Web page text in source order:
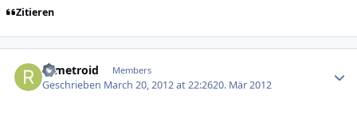
Zitieren
rifmetroid Members
Geschrieben March 20, 2012 at 22:2620. Mär 2012